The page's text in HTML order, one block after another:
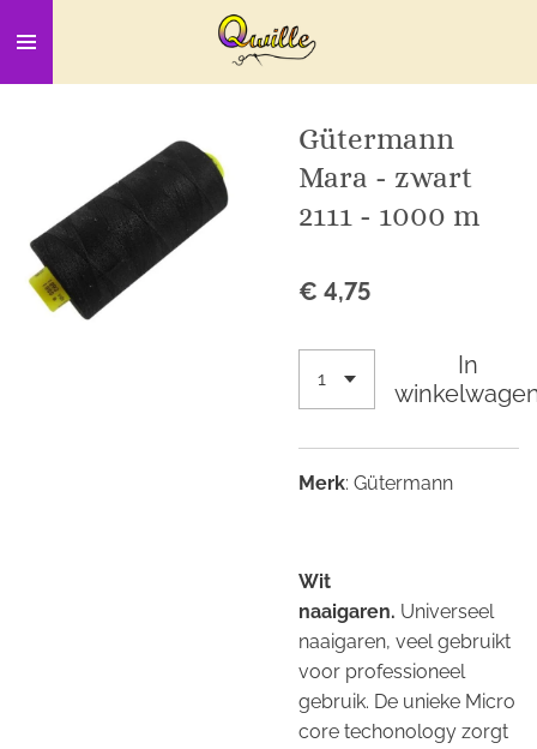
direct
naar
Gütermann
Mara - zwart
2111 - 1000 m
€ 4,75
In
Merk: Gütermann
Wit
naaigaren. Universeel
naaigaren, veel gebruikt
voor professioneel
gebruik. De unieke Micro
core techonology zorgt